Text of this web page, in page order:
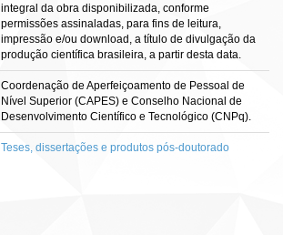
integral da obra disponibilizada, conforme
permissões assinaladas, para fins de leitura,
impressão e/ou download, a título de divulgação da
produção científica brasileira, a partir desta data.
Coordenação de Aperfeiçoamento de Pessoal de
Nível Superior (CAPES) e Conselho Nacional de
Desenvolvimento Científico e Tecnológico (CNPq).
Teses, dissertações e produtos pós-doutorado